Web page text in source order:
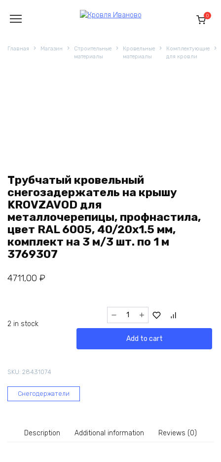
содержанию
0
Главная Магазин
Строительные
материалы
Кровельные
материалы
Комплектующие
для кровли
Трубчатый кровельный
снегозадержатель на крышу
KROVZAVOD для
металлочерепицы, профнастила,
цвет RAL 6005, 40/20x1.5 мм,
комплект на 3 м/3 шт. по 1 м
3769307
4711,00 ₽
2 in stock
Трубчатый
кровельный
40/20x1.5
Add to cart
SKU: 28431074
Снегодержатели
Description Additional information Reviews (0)